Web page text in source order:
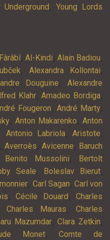
Underground ,Young Lords
, Al-Kindi, Alain Badiou,
, Alexandra Kollontai,
Douguine, Alexandre
Klahr,Amadeo Bordiga,
Fougeron, André Marty,
, Anton Makarenko, Anton
, Antonio Labriola,Aristote,
, Averroès, Avicenne, Baruch
Benito Mussolini,
Bertolt
Seale, Boleslav Bierut,
, Carl Sagan, Carl von
,Cécile Douard ,Charles
Charles Mauras, Charles
Mazumdar,Clara Zetkin,
Monet,Comte de